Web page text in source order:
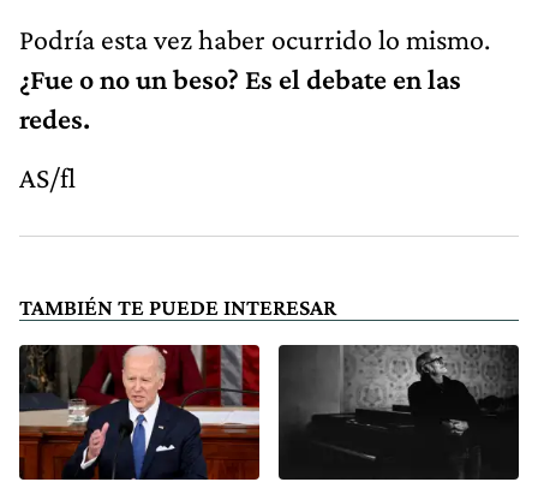
Podría esta vez haber ocurrido lo mismo.
¿Fue o no un beso? Es el debate en las
redes.
AS/fl
TAMBIÉN TE PUEDE INTERESAR